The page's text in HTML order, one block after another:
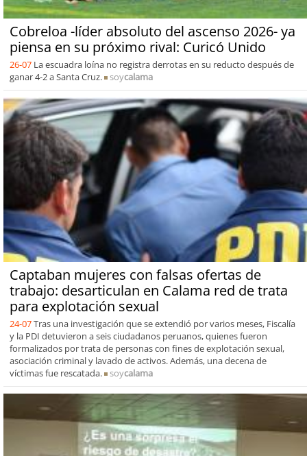
Cobreloa -líder absoluto del ascenso 2026- ya
piensa en su próximo rival: Curicó Unido
26-07 La escuadra loína no registra derrotas en su reducto después de
ganar 4-2 a Santa Cruz.
soycalama
Captaban mujeres con falsas ofertas de
trabajo: desarticulan en Calama red de trata
para explotación sexual
24-07Tras una investigación que se extendió por varios meses, Fiscalía
y la PDI detuvieron a seis ciudadanos peruanos, quienes fueron
formalizados por trata de personas con fines de explotación sexual,
asociación criminal y lavado de activos. Además, una decena de
víctimas fue rescatada.
soycalama